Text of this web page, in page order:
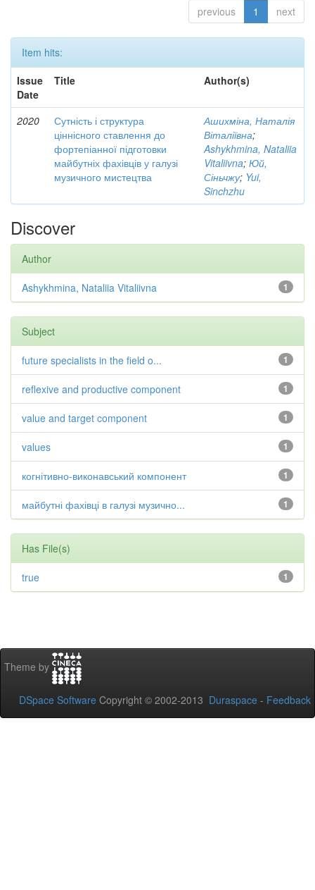
previous 1 next
Item hits:
Issue
Date
Title Author(s)
2020
Сутність і структура
ціннісного ставлення до
фортепіанної підготовки
майбутніх фахівців у галузі
музичного мистецтва
Ашихміна, Наталія
Віталіївна;
Ashykhmina, Nataliia
Vitaliivna; Юй,
Сіньчжу; Yui,
Sinchzhu
Discover
Author
1
Ashykhmina, Nataliia Vitaliivna
Subject
1
future specialists in the field o...
1
reflexive and productive component
1
value and target component
1
values
1
когнітивно-виконавський компонент
1
майбутні фахівці в галузі музично...
Has File(s)
1
true
Theme by
DSpace Software Copyright © 2002-2013 Duraspace - Feedback